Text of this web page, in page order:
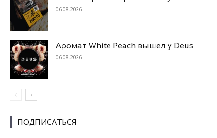
06.08.2026
Аромат White Peach вышел у Deus
06.08.2026
ПОДПИСАТЬСЯ